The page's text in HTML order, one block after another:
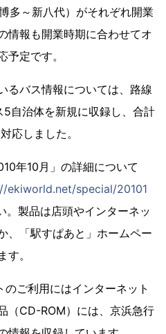
多～新八代）がそれぞれ開業
情報も開業時期に合わせてオ
予定です。
るバス情報については、路線
自治体を新規に収録し、合計
応しました。
年10月」の詳細について
ekiworld.net/special/20101
。製品は店頭やインターネッ
、「駅すぱあと」ホームペー
。
のご利用にはインターネット
（CD-ROM）には、京浜急行